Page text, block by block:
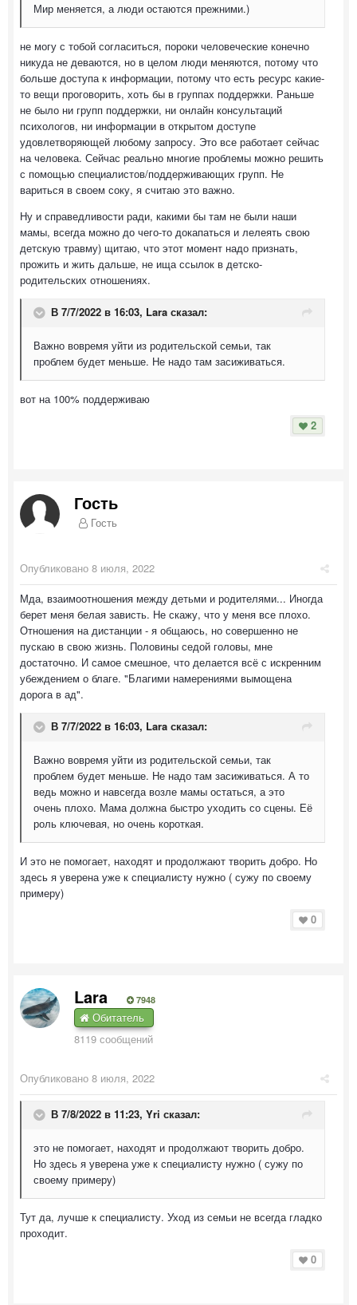
Мир меняется, а люди остаются прежними.)
не могу с тобой согласиться, пороки человеческие конечно
никуда не деваются, но в целом люди меняются, потому что
больше доступа к информации, потому что есть ресурс какие-
то вещи проговорить, хоть бы в группах поддержки. Раньше
не было ни групп поддержки, ни онлайн консультаций
психологов, ни информации в открытом доступе
удовлетворяющей любому запросу. Это все работает сейчас
на человека. Сейчас реально многие проблемы можно решить
с помощью специалистов/поддерживающих групп. Не
вариться в своем соку, я считаю это важно.
Ну и справедливости ради, какими бы там не были наши
мамы, всегда можно до чего-то докапаться и лелеять свою
детскую травму) щитаю, что этот момент надо признать,
прожить и жить дальше, не ища ссылок в детско-
родительских отношениях.
В 7/7/2022 в 16:03, Lara сказал:
Важно вовремя уйти из родительской семьи, так
проблем будет меньше. Не надо там засиживаться.
вот на 100% поддерживаю
2
Гость
Гость
Опубликовано 8 июля, 2022
Мда, взаимоотношения между детьми и родителями... Иногда
берет меня белая зависть. Не скажу, что у меня все плохо.
Отношения на дистанции - я общаюсь, но совершенно не
пускаю в свою жизнь. Половины седой головы, мне
достаточно. И самое смешное, что делается всё с искренним
убеждением о благе. "Благими намерениями вымощена
дорога в ад".
В 7/7/2022 в 16:03, Lara сказал:
Важно вовремя уйти из родительской семьи, так
проблем будет меньше. Не надо там засиживаться. А то
ведь можно и навсегда возле мамы остаться, а это
очень плохо. Мама должна быстро уходить со сцены. Её
роль ключевая, но очень короткая.
И это не помогает, находят и продолжают творить добро. Но
здесь я уверена уже к специалисту нужно ( сужу по своему
примеру)
0
Lara 7948
Обитатель
8119 сообщений
Опубликовано 8 июля, 2022
В 7/8/2022 в 11:23, Yri сказал:
это не помогает, находят и продолжают творить добро.
Но здесь я уверена уже к специалисту нужно ( сужу по
своему примеру)
Тут да, лучше к специалисту. Уход из семьи не всегда гладко
проходит.
0